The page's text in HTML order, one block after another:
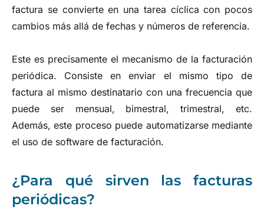
factura se convierte en una tarea cíclica con pocos
cambios más allá de fechas y números de referencia.
Este es precisamente el mecanismo de la facturación
periódica. Consiste en enviar el mismo tipo de
factura al mismo destinatario con una frecuencia que
puede ser mensual, bimestral, trimestral, etc.
Además, este proceso puede automatizarse mediante
el uso de software de facturación.
¿Para qué sirven las facturas
periódicas?